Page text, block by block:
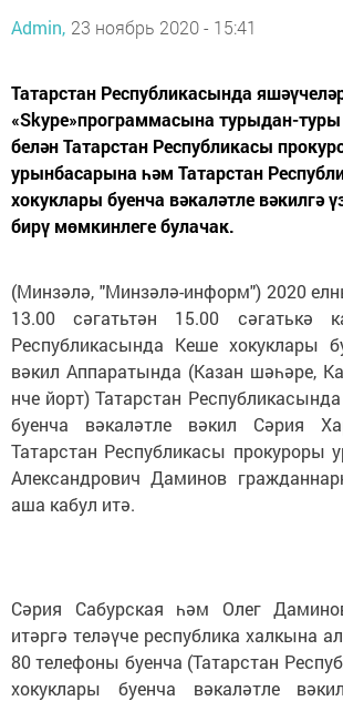
Admin, 23 ноябрь 2020 - 15:41
Татарстан Республикасында
«Skype»программасына турыдан-
белән Татарстан Республикасы
урынбасарына һәм Татарстан
хокуклары буенча вәкаләтле вәкилгә
бирү мөмкинлеге булачак.
(Минзәлә, "Минзәлә-информ") 2020
13.00 сәгатьтән 15.00 сәгатькә
Республикасында Кеше хокуклары
вәкил Аппаратында (Казан шәһәре,
нче йорт) Татарстан
буенча вәкаләтле вәкил Сәрия
Татарстан Республикасы прокуроры
Александрович Даминов
аша кабул итә.
Сәрия Сабурская һәм Олег
итәргә теләүче республика халкына
80 телефоны буенча (Татарстан
хокуклары буенча вәкаләтле